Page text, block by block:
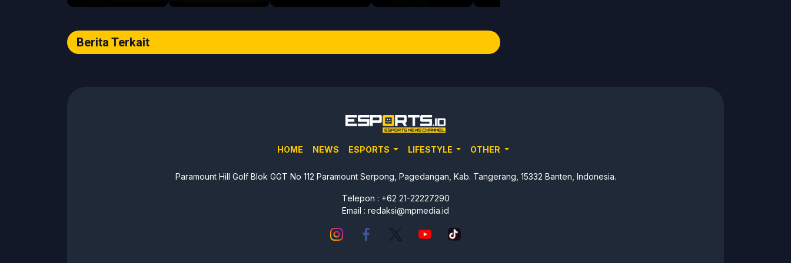
#2026pmplidfall
Berita Terkait
HOME NEWS ESPORTS LIFESTYLE OTHER
Paramount Hill Golf Blok GGT No 112 Paramount Serpong, Pagedangan, Kab. Tangerang, 15332 Banten, Indonesia.
Telepon : +62 21-22227290
Email : redaksi@mpmedia.id